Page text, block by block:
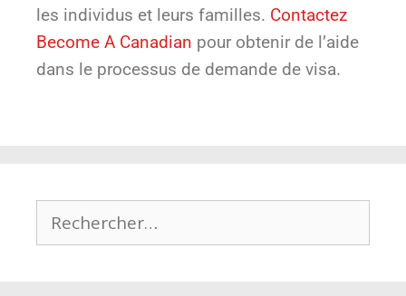
les individus et leurs familles. Contactez
Become A Canadian pour obtenir de l’aide
dans le processus de demande de visa.